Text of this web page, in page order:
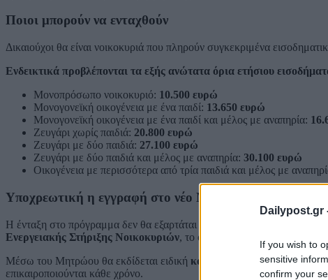
Dailypost.gr
If you wish to
sensitive
confirm your
Ποιοι μπορούν να ενταχθούν
Δικαιούχοι θα είναι νοικοκυριά που πληρούν συγκεκριμένα
Ενδεικτικά προβλέπονται τα εξής ανώτατα όρια ετήσιου
Μονοπρόσωπο νοικοκυριό: 10.500 ευρώ
Μονογονεϊκή οικογένεια με ένα παιδί: 13.650 ευρώ
Μονογονεϊκή οικογένεια με ένα παιδί και μέλος με αναπηρία:
Ζευγάρι χωρίς παιδιά: 20.800 ευρώ
Ζευγάρι με δύο παιδιά: 27.100 ευρώ
Ζευγάρι με δύο παιδιά και μέλος με αναπηρία: 30.100 ευρώ
Οικογένεια με περισσότερα από τρία παιδιά και μέλος με
Υποχρεωτική η εγγραφή στο νέο Μητρώο
Η ένταξη στο πρόγραμμα δεν θα εξαρτάται μόνο από τα εισοδηματικά
Ενεργειακής Στήριξης Νοικοκυριών, το οποίο θα δημιουργήσει το
Μέσω του Μητρώου θα εκδίδεται ειδική κάρτα ευάλωτου
επικαιροποιούνται κάθε χρόνο.